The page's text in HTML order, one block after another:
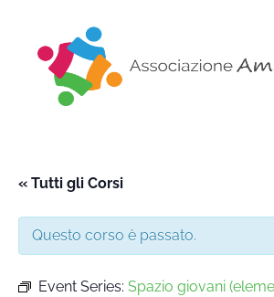
« Tutti gli Corsi
Questo corso è passato.
Event Series: Spazio giovani